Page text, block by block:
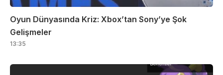
Oyun Dünyasında Kriz: Xbox’tan Sony’ye Şok
Gelişmeler
13:35